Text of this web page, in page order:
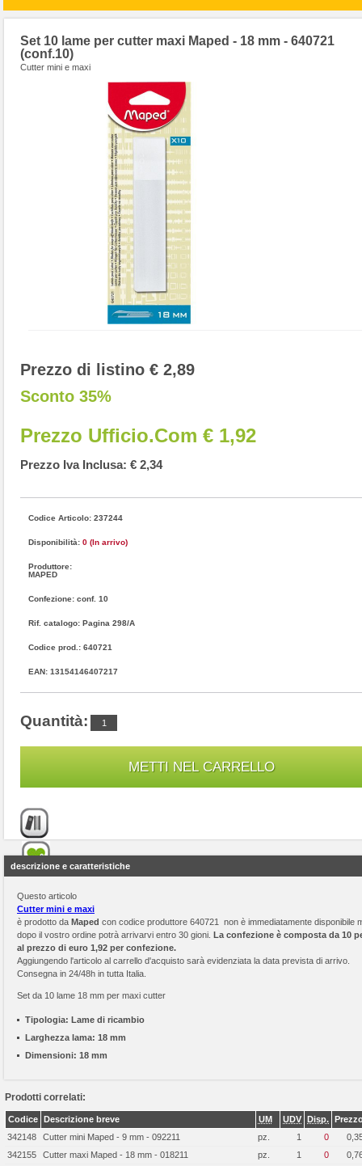
Set 10 lame per cutter maxi Maped - 18 mm - 640721
(conf.10)
Cutter mini e maxi
Prezzo di listino € 2,89
Sconto 35%
Prezzo Ufficio.com € 1,92
Prezzo Iva Inclusa: € 2,34
Codice Articolo: 237244
Disponibilità: 0 (In arrivo)
Produttore:
MAPED
Confezione: conf. 10
Rif. catalogo: Pagina 298/A
Codice prod.: 640721
EAN: 13154146407217
Quantità:
descrizione e caratteristiche
Questo articolo
Cutter mini e maxi
è prodotto da Maped con codice produttore 640721 non è immediatamente disponibile
dopo il vostro ordine potrà arrivarvi entro 30 gioni. La confezione è composta da 10
al prezzo di euro 1,92 per confezione.
Aggiungendo l'articolo al carrello d'acquisto sarà evidenziata la data prevista di arrivo.
Consegna in 24/48h in tutta Italia.
Set da 10 lame 18 mm per maxi cutter
Tipologia: Lame di ricambio
Larghezza lama: 18 mm
Dimensioni: 18 mm
Prodotti correlati:
Codice Descrizione breve UM UDV Disp.
342148
Cutter mini Maped - 9 mm - 092211 pz. 1 0
342155
Cutter maxi Maped - 18 mm - 018211 pz. 1 0